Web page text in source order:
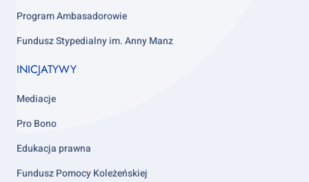
Program Ambasadorowie
Fundusz Stypedialny im. Anny Manz
INICJATYWY
Mediacje
Pro Bono
Edukacja prawna
Fundusz Pomocy Koleżeńskiej